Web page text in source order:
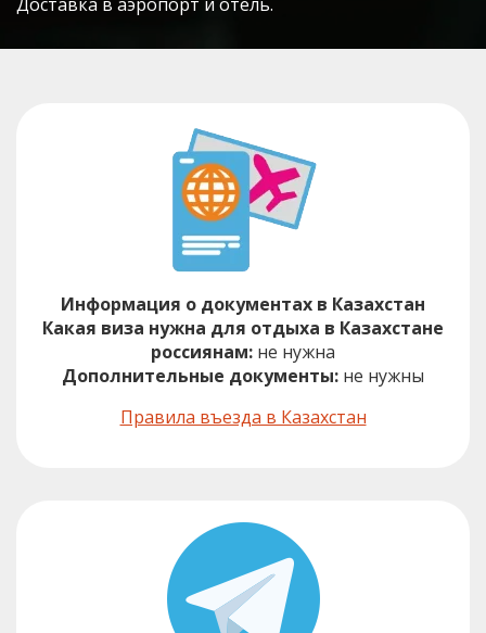
Информация о документах в Казахстан
Какая виза нужна для отдыха в Казахстане
россиянам: не нужна
Дополнительные документы: не нужны
Правила въезда в Казахстан